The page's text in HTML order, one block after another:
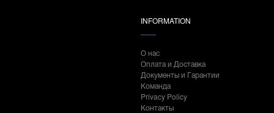
INFORMATION
О нас
Оплата и Доставка
Документы и Гарантии
Команда
Privacy Policy
Контакты